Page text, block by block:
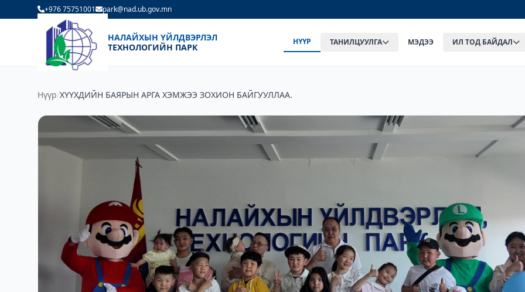
+976 75751001 park@nad.ub.gov.mn
НАЛАЙХЫН ҮЙЛДВЭРЛЭЛ
ТЕХНОЛОГИЙН ПАРК
НҮҮР ТАНИЛЦУУЛГА МЭДЭЭ ИЛ ТОД БАЙДАЛ
Нүүр/ХҮҮХДИЙН БАЯРЫН АРГА ХЭМЖЭЭ ЗОХИОН БАЙГУУЛЛАА.